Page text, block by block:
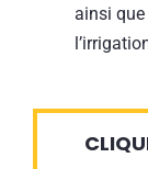
ainsi que